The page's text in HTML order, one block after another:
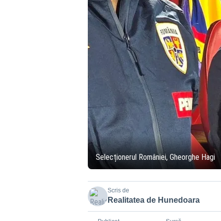
Selecționerul României, Gheorghe Hagi
Scris de
Realitatea de Hunedoara